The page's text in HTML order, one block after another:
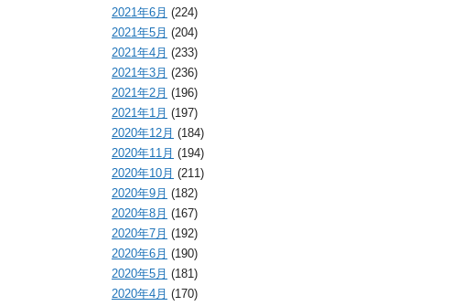
2021年6月 (224)
2021年5月 (204)
2021年4月 (233)
2021年3月 (236)
2021年2月 (196)
2021年1月 (197)
2020年12月 (184)
2020年11月 (194)
2020年10月 (211)
2020年9月 (182)
2020年8月 (167)
2020年7月 (192)
2020年6月 (190)
2020年5月 (181)
2020年4月 (170)